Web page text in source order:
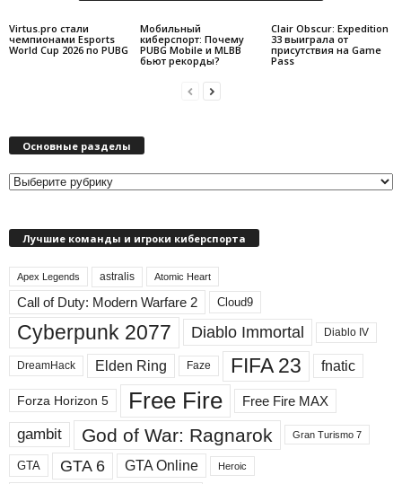
Virtus.pro стали
чемпионами Esports
World Cup 2026 по PUBG
Мобильный
киберспорт: Почему
PUBG Mobile и MLBB
бьют рекорды?
Clair Obscur: Expedition
33 выиграла от
присутствия на Game
Pass
Основные разделы
О
ы
е
а
д
е
л
ы
Лучшие команды и игроки киберспорта
Apex Legends astralis Atomic Heart
Call of Duty: Modern Warfare 2 Cloud9
Cyberpunk 2077 Diablo Immortal Diablo IV
DreamHack Elden Ring Faze FIFA 23 fnatic
Forza Horizon 5 Free Fire Free Fire MAX
gambit God of War: Ragnarok Gran Turismo 7
GTA GTA 6 GTA Online Heroic